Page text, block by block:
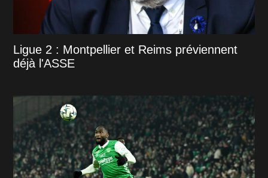
Ligue 2 : Montpellier et Reims préviennent
déjà l'ASSE